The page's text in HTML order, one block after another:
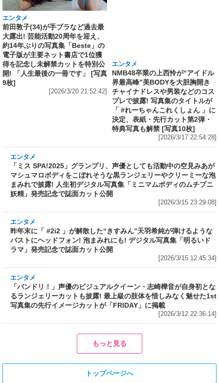
エンタメ
前田敦子(34)が手ブラなど過去最
大露出! 芸能活動20周年を迎え、
約14年ぶりの写真集「Beste」の
電子版が主要ネット書店で1位獲
得を記念し未解禁カットを特別公
開! 「人生最後の一冊です」 [写真
9枚]
[2026/3/20 21:52:42]
「 #れーちゃんこれくしょん 」に
決定、表紙・先行カット第2弾・
特典写真も解禁 [写真10枚]
[2026/3/17 22:54:28]
「ミス SPA!2025」グランプリ、声優としても
活動中の空見みあがマシュマロボディをこぼれ
そうな黒ランジェリーやクリーミーな泡まみれ
で披露! 人生初デジタル写真集「ミニマムボディ
[2026/3/15 23:29:08]
エンタメ
昨年末に「 #2i2 」が解散した“きすみん”天羽希
純が弾けるようなバストにヘッドフォン! 泡まみ
れにも! デジタル写真集「明るいドラマ」発売記
[2026/3/15 12:45:34]
エンタメ
「バンドリ！」声優のビジュアルクイーン・志
崎樺音が自身初となるランジェリーカットも披
の先行イメージカットが「FRIDAY」に掲載
[2026/3/12 22:36:14]
エンタメ